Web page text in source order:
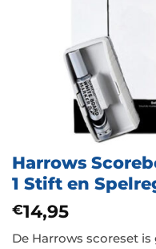
Harrows
1 Stift en
€14,95
De Harrows scoreset